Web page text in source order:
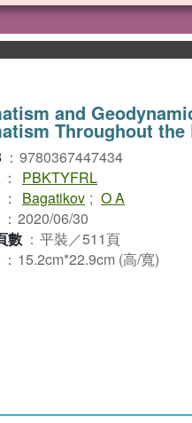
and
Throughout
： 9780367447434
：
PBKTYFRL
： Bagatikov ; O A
： 2020/06/30
數 ： 平裝／511頁
： 15.2cm*22.9cm (高/寬)